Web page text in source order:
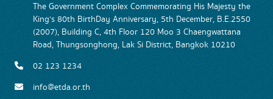
The Government Complex Commemorating His Majesty the
King's 80th BirthDay Anniversary, 5th December, B.E.2550
(2007), Building C, 4th Floor 120 Moo 3 Chaengwattana
Road, Thungsonghong, Lak Si District, Bangkok 10210
02 123 1234
info@etda.or.th